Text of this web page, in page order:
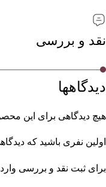
نقد و بررسی
دیدگاهها
هیچ دیدگاهی برای این
اولین نفری باشید که
برای ثبت نقد و بررسی